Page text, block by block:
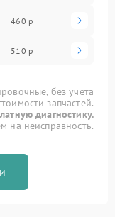
460 р
510 р
без учета
запчастей.
диагностику.
на неисправность.